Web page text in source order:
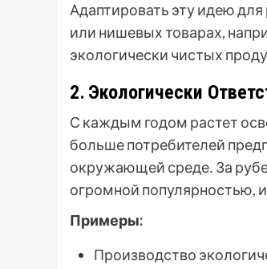
Адаптировать эту идею
или нишевых товарах,
экологически чистых
2․ Экологически
С каждым годом растет
больше потребителей
окружающей среде․ За
огромной популярностью,
Примеры:
Производство